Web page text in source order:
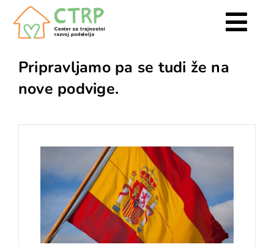
Preskoči
vsebino
O nas
Učne delavnice
Strategija razvoja
Pripravljamo pa se tudi že na
nove podvige.